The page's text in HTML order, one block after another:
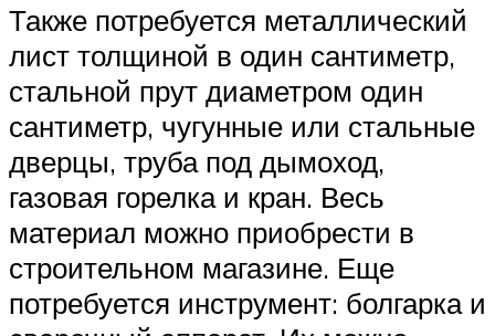
Также потребуется металлический
лист толщиной в один сантиметр,
стальной прут диаметром один
сантиметр, чугунные или стальные
дверцы, труба под дымоход,
газовая горелка и кран. Весь
материал можно приобрести в
строительном магазине. Еще
потребуется инструмент: болгарка и